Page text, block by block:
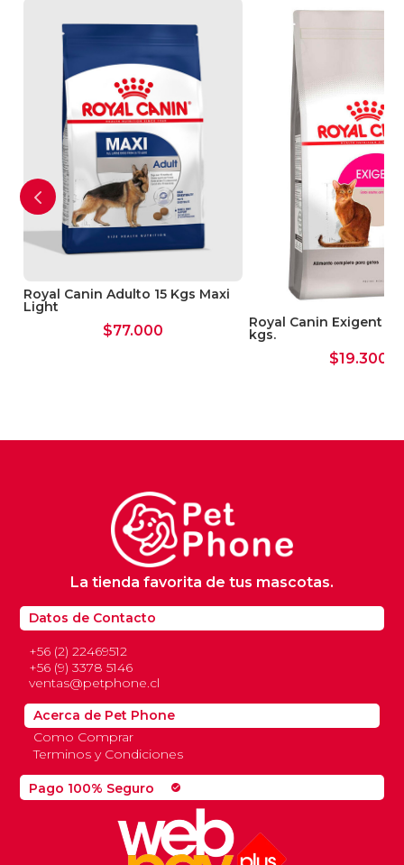
integrales que lo hace un alimento
delicioso y que le brinda lo mejor de la
tierra a tu mascota
Royal Canin Adulto 15 Kgs Maxi
Light
$77.000 Royal Canin Exigent
kgs.
$19.300
Pago 100% Seguro check_circle
Datos de Contacto
+56 (2) 22469512
+56 (9) 3378 5146
ventas@petphone.cl
La tienda favorita de tus mascotas.
Acerca de Pet Phone
Como Comprar
Terminos y Condiciones